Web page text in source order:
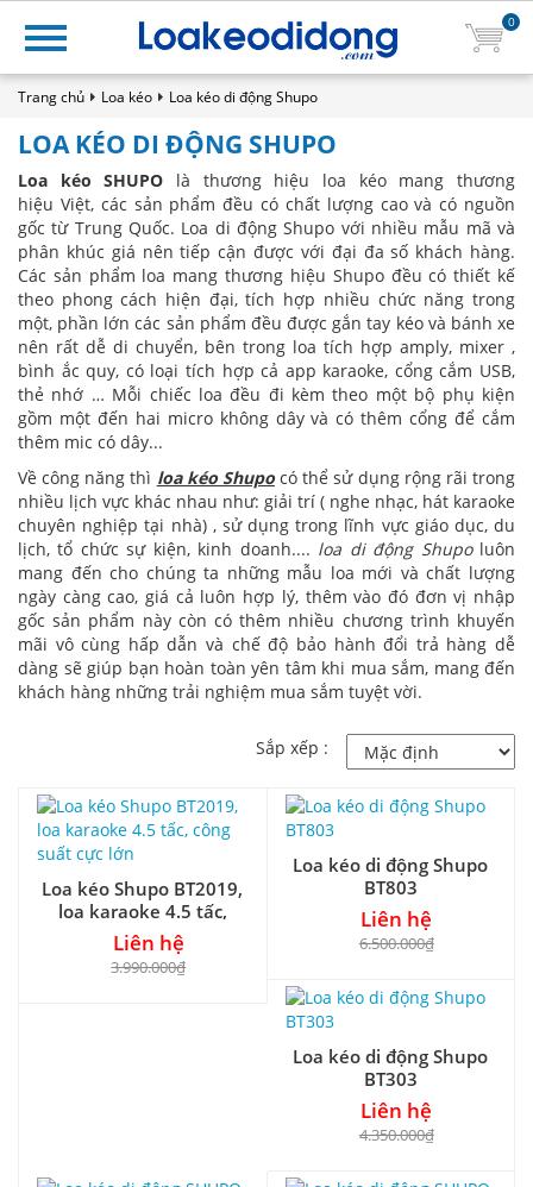
0
Trang chủ Loa kéo Loa kéo di động Shupo
LOA KÉO DI ĐỘNG SHUPO
Loa kéo SHUPO là thương hiệu loa kéo mang thương
hiệu Việt, các sản phẩm đều có chất lượng cao và có nguồn
gốc từ Trung Quốc. Loa di động Shupo với nhiều mẫu mã và
phân khúc giá nên tiếp cận được với đại đa số khách hàng.
Các sản phẩm loa mang thương hiệu Shupo đều có thiết kế
theo phong cách hiện đại, tích hợp nhiều chức năng trong
một, phần lớn các sản phẩm đều được gắn tay kéo và bánh xe
nên rất dễ di chuyển, bên trong loa tích hợp amply, mixer ,
bình ắc quy, có loại tích hợp cả app karaoke, cổng cắm USB,
thẻ nhớ … Mỗi chiếc loa đều đi kèm theo một bộ phụ kiện
gồm một đến hai micro không dây và có thêm cổng để cắm
thêm mic có dây...
Về công năng thì loa kéo Shupocó thể sử dụng rộng rãi trong
nhiều lịch vực khác nhau như: giải trí ( nghe nhạc, hát karaoke
chuyên nghiệp tại nhà) , sử dụng trong lĩnh vực giáo dục, du
lịch, tổ chức sự kiện, kinh doanh.... loa di động Shupoluôn
mang đến cho chúng ta những mẫu loa mới và chất lượng
ngày càng cao, giá cả luôn hợp lý, thêm vào đó đơn vị nhập
gốc sản phẩm này còn có thêm nhiều chương trình khuyến
mãi vô cùng hấp dẫn và chế độ bảo hành đổi trả hàng dễ
dàng sẽ giúp bạn hoàn toàn yên tâm khi mua sắm, mang đến
khách hàng những trải nghiệm mua sắm tuyệt vời.
Sắp xếp :
Loa kéo Shupo BT2019,
loa karaoke 4.5 tấc,
công suất cực lớn
Liên hệ
3.990.000₫
Loa kéo di động Shupo
BT803
Liên hệ
6.500.000₫
Loa kéo di động Shupo
BT303
Liên hệ
4.350.000₫